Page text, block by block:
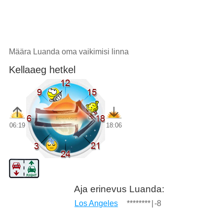
Määra Luanda oma vaikimisi linna
Kellaaeg hetkel
06:19 18:06
Aja erinevus Luanda:
Los Angeles ******** -8